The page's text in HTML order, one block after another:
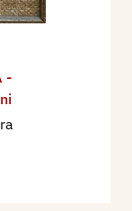
-